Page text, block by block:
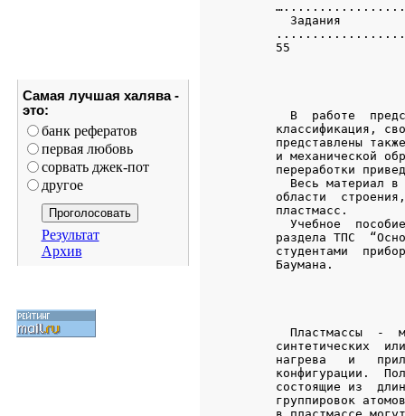
Самая лучшая халява -
это:
банк рефератов
первая любовь
сорвать джек-пот
другое
Результат
Архив